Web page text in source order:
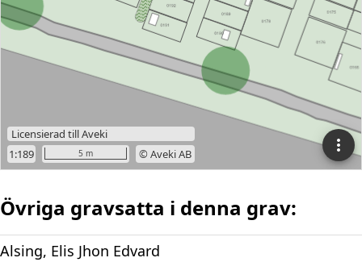
Övriga gravsatta i denna grav:
Alsing, Elis Jhon Edvard